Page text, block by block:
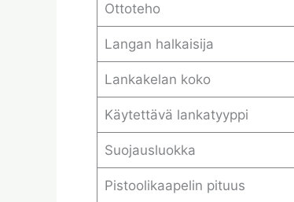
Ottoteho
Langan halkaisija
Lankakelan koko
Käytettävä lankatyyppi
Suojausluokka
Pistoolikaapelin pituus